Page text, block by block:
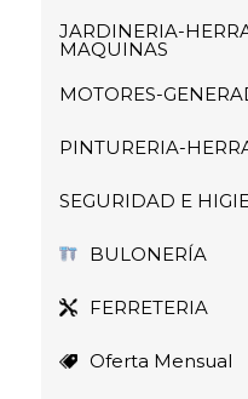
JARDINERIA-
MAQUINAS
MOTORES-
PINTURERIA-
SEGURIDAD E
BULONERÍA
FERRETERIA
Oferta Mensual